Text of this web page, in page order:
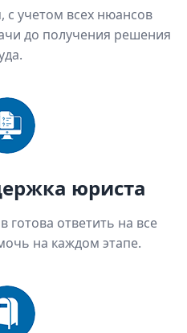
с учетом всех нюансов
до получения решения
юриста
ответить на все
на каждом этапе.